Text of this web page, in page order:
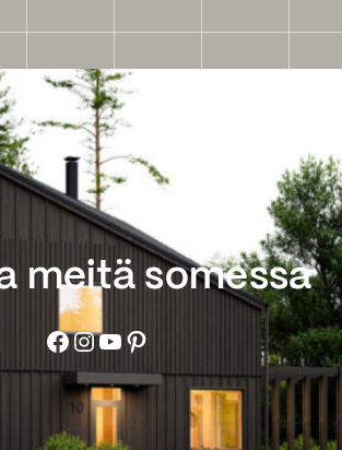
meitä somessa
Facebook
Instagram
YouTube
Pinterest